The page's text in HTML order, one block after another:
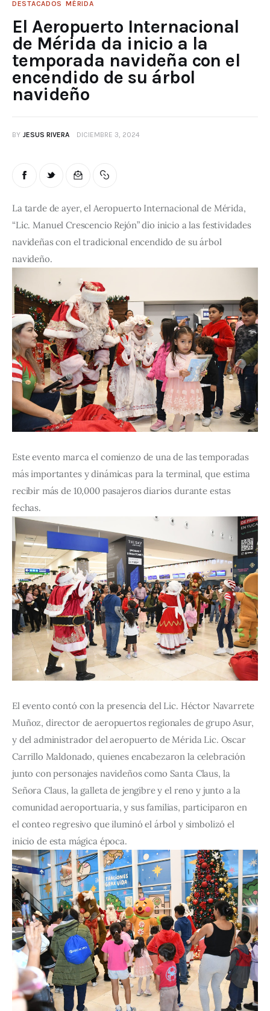
DESTACADOS MÉRIDA
El Aeropuerto Internacional
de Mérida da inicio a la
temporada navideña con el
encendido de su árbol
navideño
BY JESUS RIVERA DICIEMBRE 3, 2024
La tarde de ayer, el Aeropuerto Internacional de Mérida,
“Lic. Manuel Crescencio Rejón” dio inicio a las festividades
navideñas con el tradicional encendido de su árbol
navideño.
Este evento marca el comienzo de una de las temporadas
más importantes y dinámicas para la terminal, que estima
recibir más de 10,000 pasajeros diarios durante estas
fechas.
El evento contó con la presencia del Lic. Héctor Navarrete
Muñoz, director de aeropuertos regionales de grupo Asur,
y del administrador del aeropuerto de Mérida Lic. Oscar
Carrillo Maldonado, quienes encabezaron la celebración
junto con personajes navideños como Santa Claus, la
Señora Claus, la galleta de jengibre y el reno y junto a la
comunidad aeroportuaria, y sus familias, participaron en
el conteo regresivo que iluminó el árbol y simbolizó el
inicio de esta mágica época.